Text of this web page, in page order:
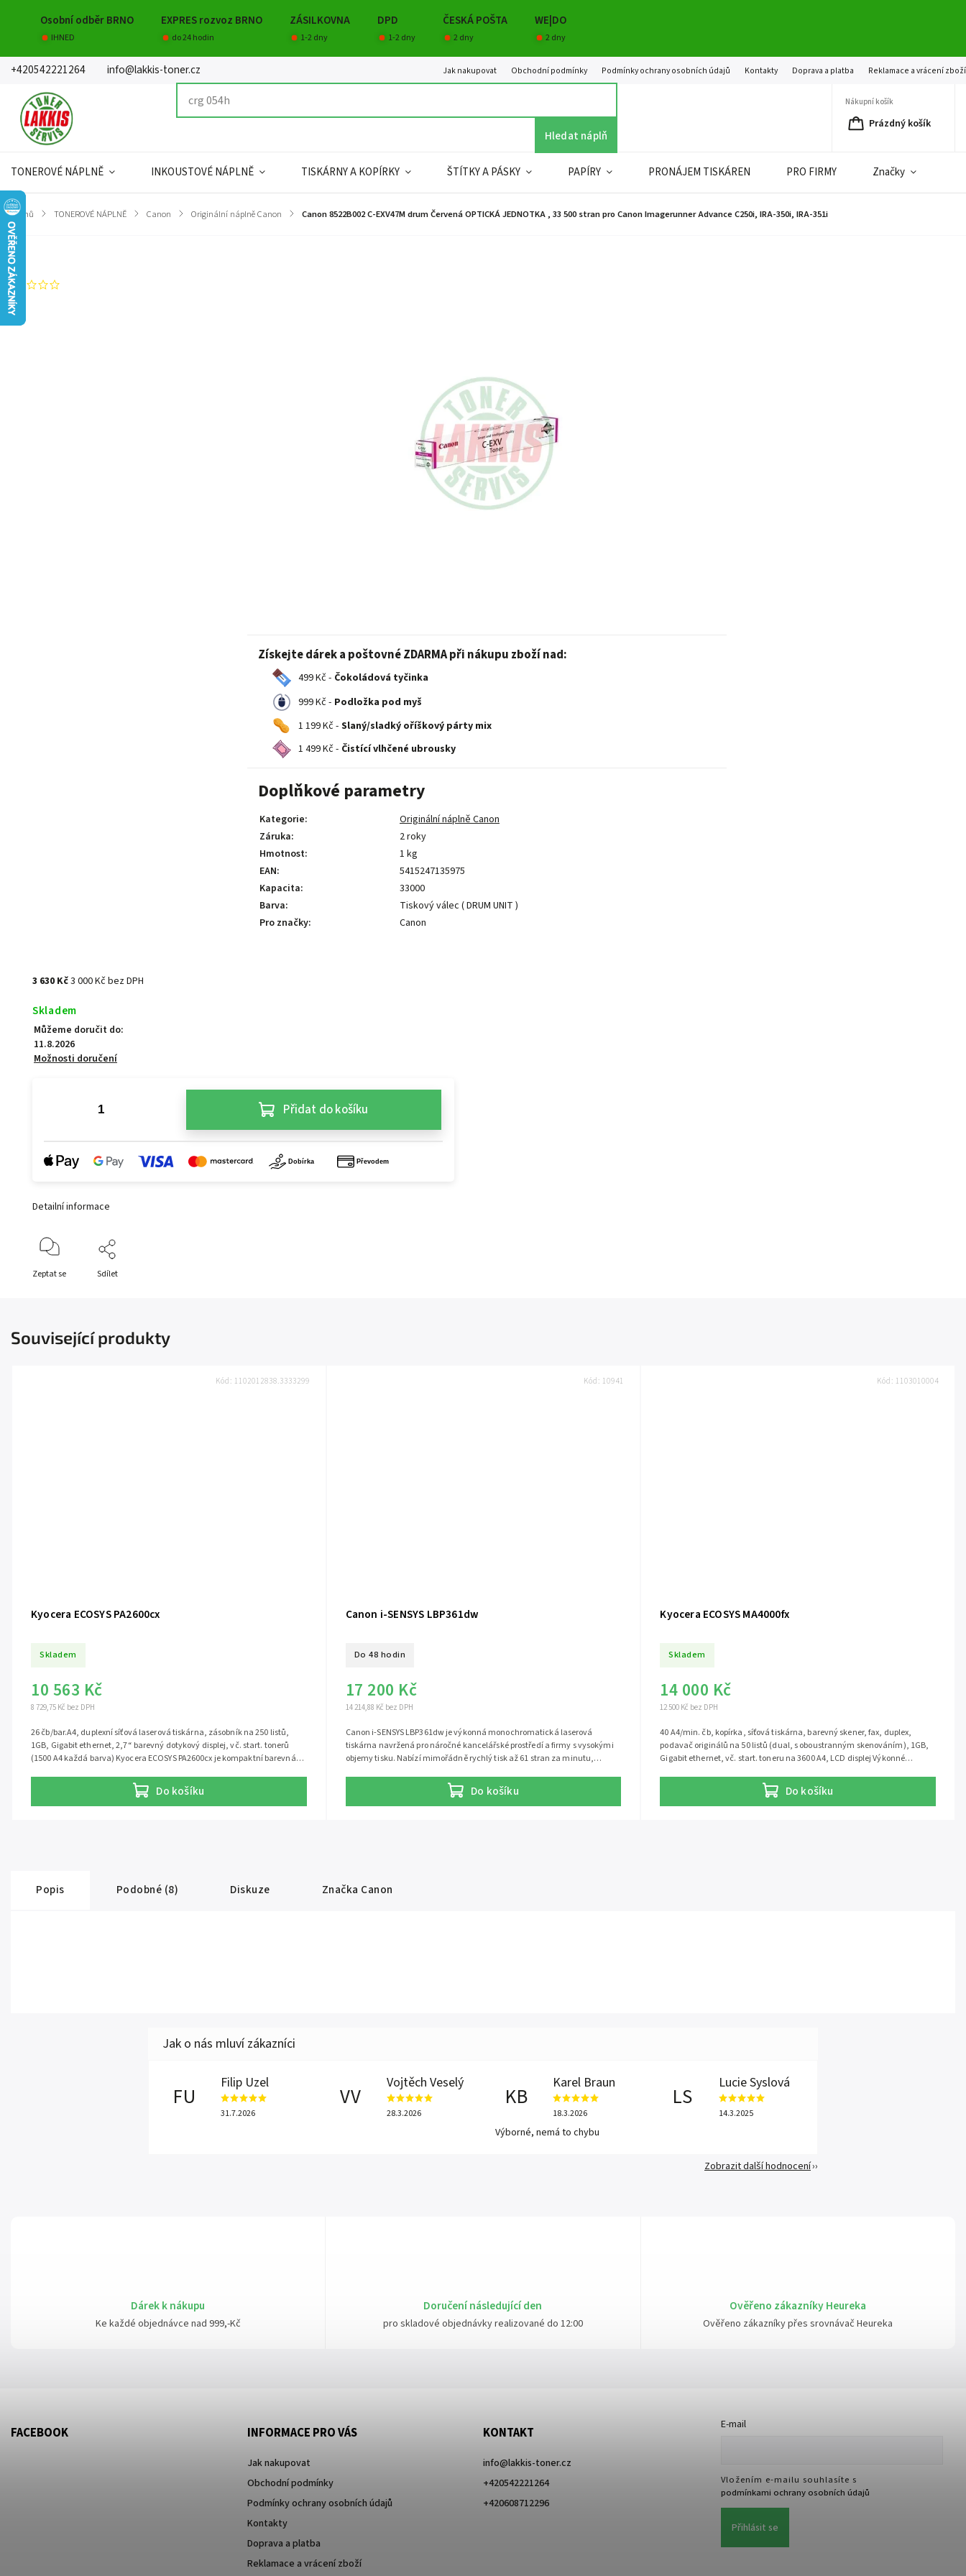
Osobní odběr BRNO EXPRES rozvoz BRNO ZÁSILKOVNA DPD ČESKÁ POŠTA WE|DO
IHNED do 24 hodin 1-2 dny 1-2 dny 2 dny 2 dny
+420542221264 info@lakkis-toner.cz Jak nakupovat Obchodní podmínky Podmínky ochrany osobních údajů Kontakty Doprava a platba Reklamace a vrácení zboží
Hledat náplň
Nákupní košík
Prázdný košík
TONEROVÉ NÁPLNĚ INKOUSTOVÉ NÁPLNĚ TISKÁRNY A KOPÍRKY ŠTÍTKY A PÁSKY PAPÍRY PRONÁJEM TISKÁREN PRO FIRMY Značky
Domů / TONEROVÉ NÁPLNĚ / Canon / Originální náplně Canon / Canon 8522B002 C-EXV47M drum Červená OPTICKÁ JEDNOTKA , 33 500 stran pro Canon Imagerunner Advance C250i, IRA-350i, IRA-351i
Záruka
Značka:
Získejte dárek a poštovné ZDARMA při nákupu zboží nad:
499 Kč - Čokoládová tyčinka
999 Kč - Podložka pod myš
1 199 Kč - Slaný/sladký oříškový párty mix
1 499 Kč - Čistící vlhčené ubrousky
Doplňkové parametry
Kategorie:
Originální náplně Canon
Záruka:
2 roky
Hmotnost:
1 kg
EAN:
5415247135975
Kapacita:
33000
Barva:
Tiskový válec ( DRUM UNIT )
Pro značky: Canon
3 630 Kč3 000 Kč bez DPH
Skladem
Můžeme doručit do:
11.8.2026
Možnosti doručení
Přidat do košíku
Detailní informace
Zeptat se Sdílet
Dárek k nákupu
Ke každé objednávce nad 999,-Kč
Doručení následující den
pro skladové objednávky realizované do 12:00
Ověřeno zákazníky Heureka
Ověřeno zákazníky přes srovnávač Heureka
Související produkty
Kyocera ECOSYS PA2600cx
Skladem
8 729,75 Kč bez DPH
10 563 Kč
Do košíku
26 čb/bar.A4, duplexní síťová laserová tiskárna, zásobník na 250 listů,
1GB, Gigabit ethernet, 2,7“ barevný dotykový displej, vč. start. tonerů
(1500 A4 každá barva) Kyocera ECOSYS PA2600cx je kompaktní barevná
navržena pro malé a střední kanceláře, které potřebují spolehlivý barevný
tisk, síťové připojení a nízké provozní náklady. Spotřební materiál:
originální tonery TK-5450 nebo kompatibilní tonery TK-5450
Kód: 1102012838.3333299
Canon i-SENSYS LBP361dw
Do 48 hodin
14 214,88 Kč bez DPH
17 200 Kč
Do košíku
Canon i-SENSYS LBP361dw je výkonná monochromatická laserová
tiskárna navržená pro náročné kancelářské prostředí a firmy s vysokými
objemy tisku. Nabízí mimořádně rychlý tisk až 61 stran za minutu,
síťového připojení. Díky robustní konstrukci, vysoké kapacitě papíru a
podpoře mobilního tisku je ideální volbou pro střední a větší kanceláře,
kde je klíčová rychlost, spolehlivost a nízké provozní náklady.
Kód: 10941
Kyocera ECOSYS MA4000fx
Skladem
12 500 Kč bez DPH
14 000 Kč
Do košíku
40 A4/min. čb, kopírka, síťová tiskárna, barevný skener, fax, duplex,
podavač originálů na 50 listů (dual, s oboustranným skenováním), 1GB,
Gigabit ethernet, vč. start. toneru na 3600 A4, LCD displej Výkonné
MA4000fx je černobílé multifunkční zařízení určené pro pracovní skupiny a
firmy s vyšším objemem tisku. Nabízí kompletní kancelářské funkce
včetně faxu a důraz na nízké provozní náklady.
Kód: 1103010004
Popis Podobné (8) Diskuze Značka Canon
FU
Filip Uzel
31.7.2026
VV
Vojtěch Veselý
28.3.2026
KB
Karel Braun
18.3.2026
Výborné, nemá to chybu
LS
Lucie Syslová
14.3.2025
Zobrazit další hodnocení
FACEBOOK INFORMACE PRO VÁS
Jak nakupovat
Obchodní podmínky
Podmínky ochrany osobních údajů
Kontakty
Doprava a platba
Reklamace a vrácení zboží
KONTAKT
info@lakkis-toner.cz
+420542221264
+420608712296
E-mail
Vložením e-mailu souhlasíte s
podmínkami ochrany osobních údajů
Přihlásit se